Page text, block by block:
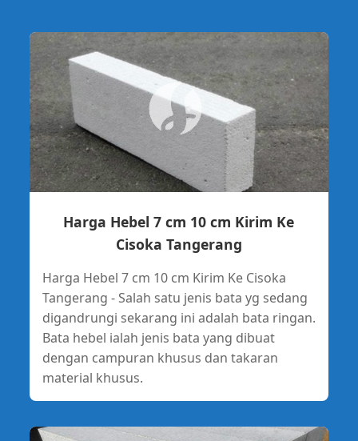
Harga Hebel 7 cm 10 cm Kirim Ke
Cisoka Tangerang
Harga Hebel 7 cm 10 cm Kirim Ke Cisoka
Tangerang - Salah satu jenis bata yg sedang
digandrungi sekarang ini adalah bata ringan.
Bata hebel ialah jenis bata yang dibuat
dengan campuran khusus dan takaran
material khusus.